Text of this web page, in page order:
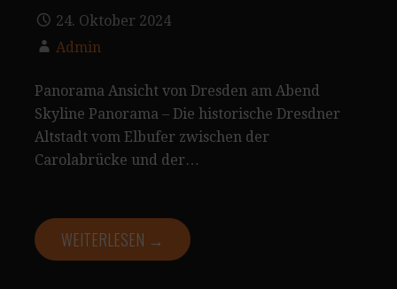
24. Oktober 2024
Admin
Panorama Ansicht von Dresden am Abend
Skyline Panorama – Die historische Dresdner
Altstadt vom Elbufer zwischen der
Carolabrücke und der…
WEITERLESEN →